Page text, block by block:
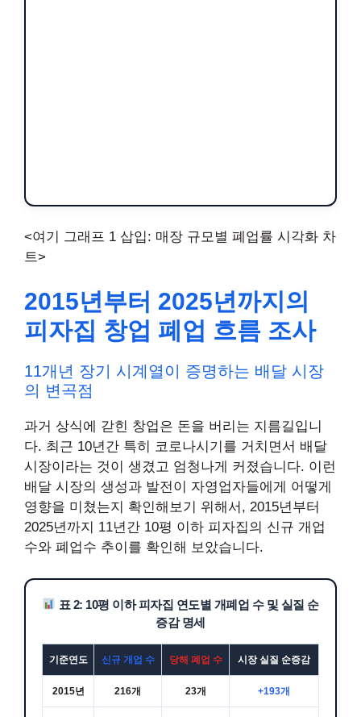
<여기 그래프 1 삽입: 매장 규모별 폐업률 시각화 차
트>
2015년부터 2025년까지의
피자집 창업 폐업 흐름 조사
11개년 장기 시계열이 증명하는 배달 시장
의 변곡점
과거 상식에 갇힌 창업은 돈을 버리는 지름길입니
다. 최근 10년간 특히 코로나시기를 거치면서 배달
시장이라는 것이 생겼고 엄청나게 커졌습니다. 이런
배달 시장의 생성과 발전이 자영업자들에게 어떻게
영향을 미쳤는지 확인해보기 위해서, 2015년부터
2025년까지 11년간 10평 이하 피자집의 신규 개업
수와 폐업수 추이를 확인해 보았습니다.
표 2: 10평 이하 피자집 연도별 개폐업 수 및 실질 순
증감 명세
기준연도 신규 개업 수 당해 폐업 수 시장 실질 순증감
2015년 216개 23개 +193개